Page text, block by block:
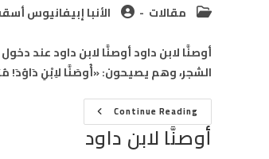
Post مقالات
Post الأنبا إبيفانيوس
أوصنَّا لابن داود أوصنَّا لابن داود عند
الشجر، وهم يصيحون: «أُوصَنَّا لاِبْنِ دَاوُدَ!
Continue Readingأوصنَّا
لابن
داود
أوصنَّا لابن داود